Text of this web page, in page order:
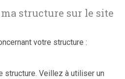
structure sur le site
votre structure :
structure. Veillez à utiliser un